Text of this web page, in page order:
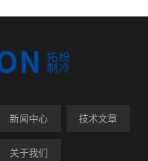
新闻中心 技术文章
关于我们